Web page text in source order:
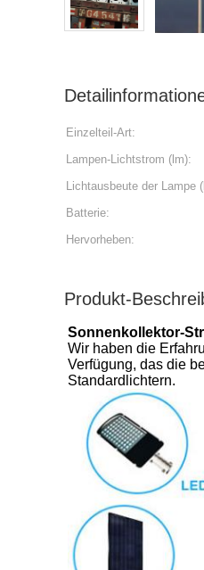
Einzelteil-Art:
Lampen-Lichtstrom (lm):
Lichtausbeute der Lampe
Batterie:
Hervorheben:
Produkt-
Sonnenkollektor-
Wir haben die
Verfügung, das die
Standardlichtern.